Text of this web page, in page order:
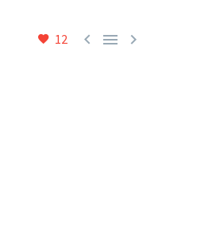
12   